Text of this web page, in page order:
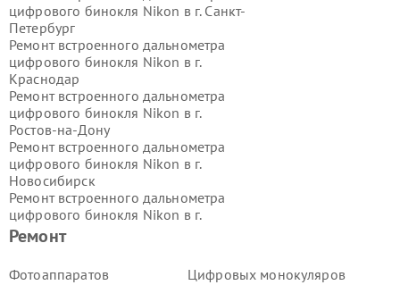
Ремонт
Фотоаппаратов
Цифровых монокуляров
цифрового бинокля Nikon в г. Санкт-
Петербург
Ремонт встроенного дальнометра
цифрового бинокля Nikon в г.
Краснодар
Ремонт встроенного дальнометра
цифрового бинокля Nikon в г.
Ростов-на-Дону
Ремонт встроенного дальнометра
цифрового бинокля Nikon в г.
Новосибирск
Ремонт встроенного дальнометра
цифрового бинокля Nikon в г.
Екатеринбург
цифрового бинокля Nikon в г.
Казань